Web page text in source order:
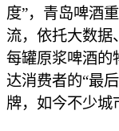
度”，青岛啤酒
流，依托大数据
每罐原浆啤酒的
达消费者的“最
牌，如今不少城